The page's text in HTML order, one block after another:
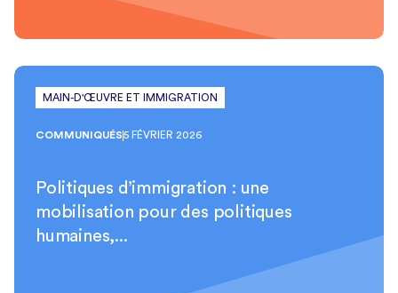
MAIN-D'ŒUVRE ET IMMIGRATION
COMMUNIQUÉS5 FÉVRIER 2026
Politiques d’immigration : une
mobilisation pour des politiques
humaines,...